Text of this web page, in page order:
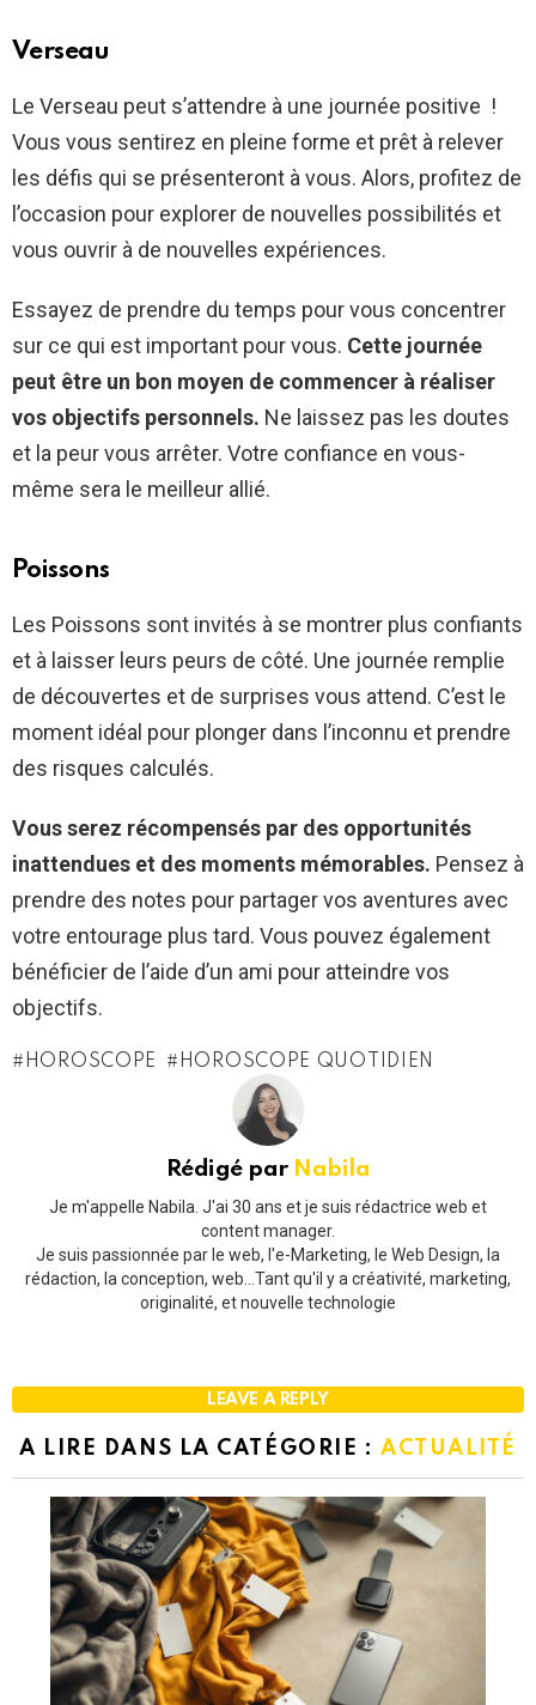
Verseau
Le Verseau peut s’attendre à une journée positive !
Vous vous sentirez en pleine forme et prêt à relever
les défis qui se présenteront à vous. Alors, profitez de
l’occasion pour explorer de nouvelles possibilités et
vous ouvrir à de nouvelles expériences.
Essayez de prendre du temps pour vous concentrer
sur ce qui est important pour vous. Cette journée
peut être un bon moyen de commencer à réaliser
vos objectifs personnels. Ne laissez pas les doutes
et la peur vous arrêter. Votre confiance en vous-
même sera le meilleur allié.
Poissons
Les Poissons sont invités à se montrer plus confiants
et à laisser leurs peurs de côté. Une journée remplie
de découvertes et de surprises vous attend. C’est le
moment idéal pour plonger dans l’inconnu et prendre
des risques calculés.
Vous serez récompensés par des opportunités
inattendues et des moments mémorables. Pensez à
prendre des notes pour partager vos aventures avec
votre entourage plus tard. Vous pouvez également
bénéficier de l’aide d’un ami pour atteindre vos
objectifs.
HOROSCOPE HOROSCOPE QUOTIDIEN
Rédigé par Nabila
Je m'appelle Nabila. J'ai 30 ans et je suis rédactrice web et
content manager.
Je suis passionnée par le web, l'e-Marketing, le Web Design, la
rédaction, la conception, web...Tant qu'il y a créativité, marketing,
originalité, et nouvelle technologie
LEAVE A REPLY
A LIRE DANS LA CATÉGORIE : ACTUALITÉ